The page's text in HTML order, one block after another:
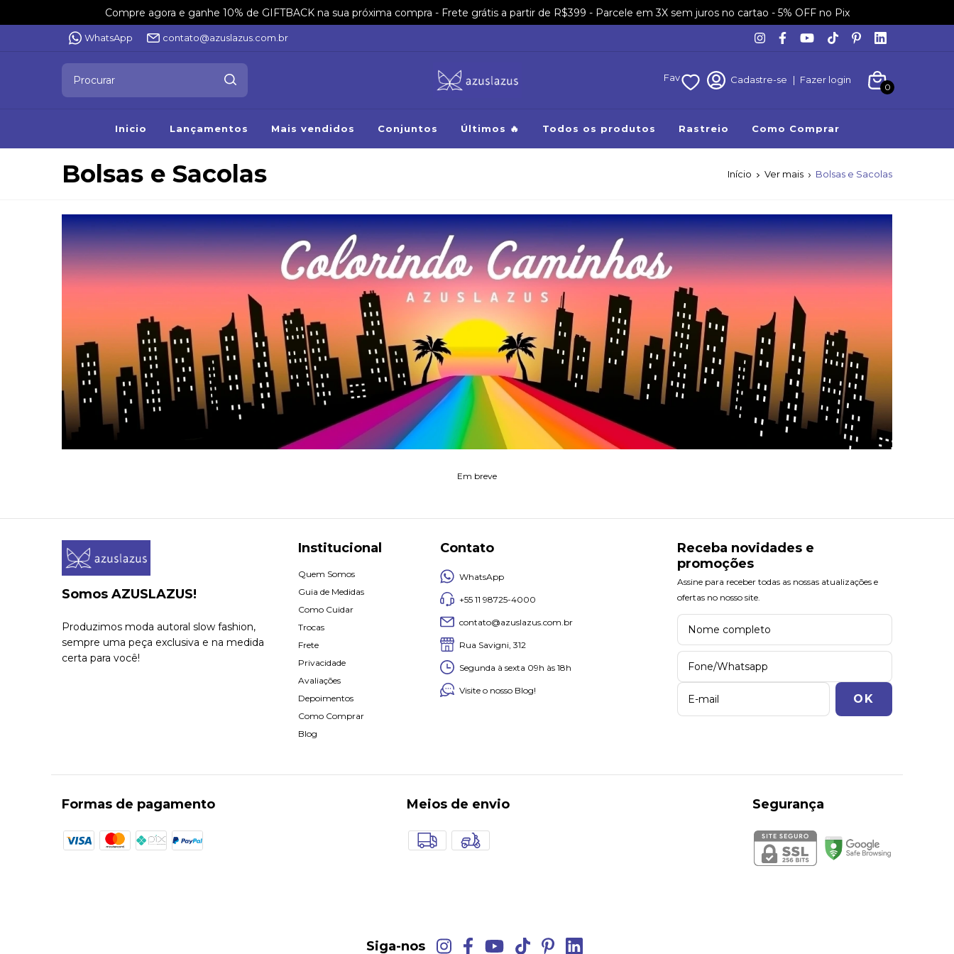
Compre agora e ganhe 10% de GIFTBACK na sua próxima compra - Frete grátis a partir de R$399 - Parcele em 3X sem juros no cartao - 5% OFF no Pix
WhatsApp contato@azuslazus.com.br
Fav Cadastre-se | Fazer login
0
Inicio Lançamentos Mais vendidos Conjuntos Últimos 🔥 Todos os produtos Rastreio Como Comprar
Bolsas e Sacolas Início Ver mais Bolsas e Sacolas
Em breve
Somos AZUSLAZUS!
Produzimos moda autoral slow fashion,
sempre uma peça exclusiva e na medida
certa para você!
Institucional
Quem Somos
Guia de Medidas
Como Cuidar
Trocas
Frete
Privacidade
Avaliações
Depoimentos
Como Comprar
Blog
Contato
WhatsApp
+55 11 98725-4000
contato@azuslazus.com.br
Rua Savigni, 312
Segunda à sexta 09h às 18h
Visite o nosso Blog!
Receba novidades e
promoções
Assine para receber todas as nossas atualizações e
ofertas no nosso site.
Formas de pagamento Meios de envio Segurança
Siga-nos